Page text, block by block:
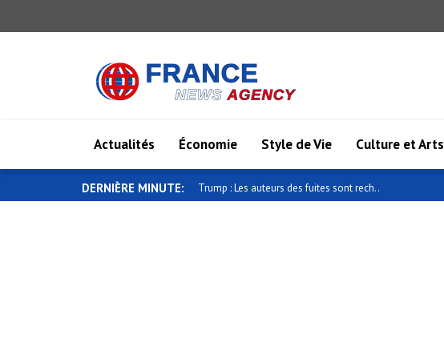
Actualités Économie Style de Vie Culture et Arts
DERNIÈRE MINUTE: Trump : Les auteurs des fuites sont rech..